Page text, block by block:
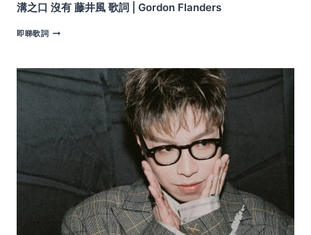
溝之口 沒有 藤井風 歌詞 | Gordon Flanders
即睇歌詞溝
有
藤